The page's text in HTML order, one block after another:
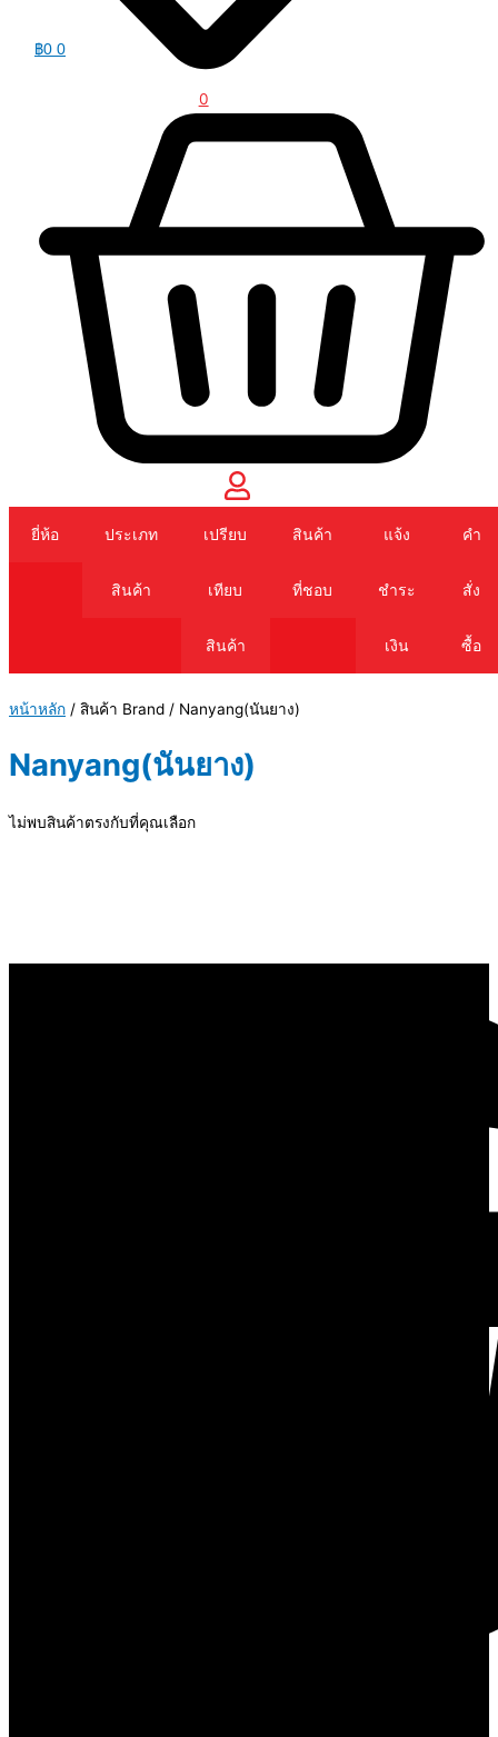
0
฿0 0
Cart
ยี่ห้อ ประเภท
สินค้า
เปรียบ
เทียบ
สินค้า
สินค้า
ที่ชอบ
แจ้ง
ชำระ
เงิน
คำ
สั่ง
ซื้อ
หน้าหลัก / สินค้า Brand / Nanyang(นันยาง)
Nanyang(นันยาง)
ไม่พบสินค้าตรงกับที่คุณเลือก